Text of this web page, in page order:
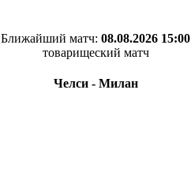
Ближайший матч: 08.08.2026 15:00
товарищеский матч
Челси - Милан